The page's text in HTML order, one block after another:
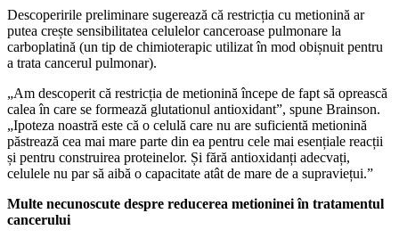
Descoperirile preliminare sugerează că restricția cu metionină ar
putea crește sensibilitatea celulelor canceroase pulmonare la
carboplatină (un tip de chimioterapic utilizat în mod obișnuit pentru
a trata cancerul pulmonar).
„Am descoperit că restricția de metionină începe de fapt să oprească
calea în care se formează glutationul antioxidant”, spune Brainson.
„Ipoteza noastră este că o celulă care nu are suficientă metionină
păstrează cea mai mare parte din ea pentru cele mai esențiale reacții
și pentru construirea proteinelor. Și fără antioxidanți adecvați,
celulele nu par să aibă o capacitate atât de mare de a supraviețui.”
Multe necunoscute despre reducerea metioninei în tratamentul
cancerului